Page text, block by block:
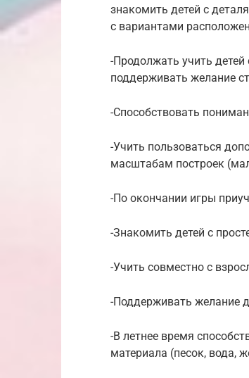
знакомить детей с
с вариантами
-Продолжать учить
поддерживать желание
-Способствовать
-Учить пользоваться
масштабам построек
-По окончании игры
-Знакомить детей с
-Учить совместно с
-Поддерживать желание
-В летнее время
материала (песок, вода,